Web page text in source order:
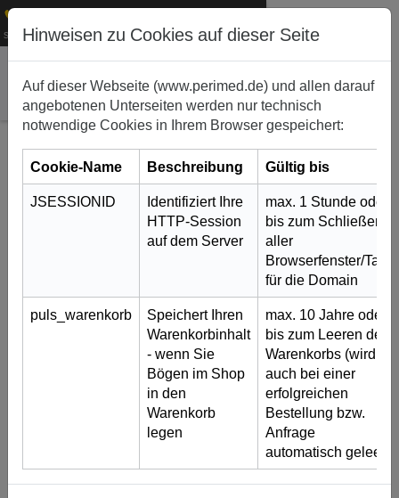
service@perimed.de 1
Mit der endoskopischen
Vollwandresektion (FTRD) steht
seit kurzem eine minimal-invasive
Methode zur Verfügung, die eine
Teilentfernung der kompletten,
vom Adenom / Tumor betroffenen
diese mit einem Clip
verschlossen wird.
Hinweisen zu Cookies auf dieser Seite
Auf dieser Webseite (www.perimed.de) und allen darauf
angebotenen Unterseiten werden nur technisch
notwendige Cookies in Ihrem Browser gespeichert:
Cookie-Name Beschreibung
Gültig bis
JSESSIONID
Identifiziert Ihre
HTTP-Session
auf dem Server
max. 1 Stunde oder
bis zum Schließen
aller
Browserfenster/Tabs
für die Domain
puls_warenkorb
Speichert Ihren
Warenkorbinhalt
- wenn Sie
Bögen im Shop
in den
Warenkorb
legen
max. 10 Jahre oder
bis zum Leeren des
Warenkorbs (wird
auch bei einer
erfolgreichen
Bestellung bzw.
Anfrage
automatisch geleert)